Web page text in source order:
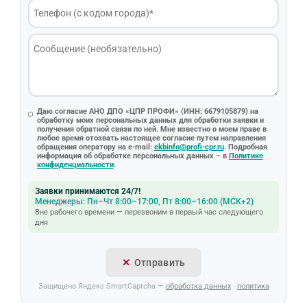
Даю согласие АНО ДПО «ЦПР ПРОФИ» (ИНН: 6679105879) на
обработку моих персональных данных для обработки заявки и
получения обратной связи по ней. Мне известно о моем праве в
любое время отозвать настоящее согласие путем направления
обращения оператору на e-mail: ekbinfo@profi-cpr.ru. Подробная
информация об обработке персональных данных – в Политике
конфиденциальности.
Заявки принимаются 24/7!
Менеджеры: Пн–Чт 8:00–17:00, Пт 8:00–16:00 (МСК+2)
Вне рабочего времени — перезвоним в первый час следующего
дня
Отправить
Защищено Яндекс SmartCaptcha — обработка данных· политика